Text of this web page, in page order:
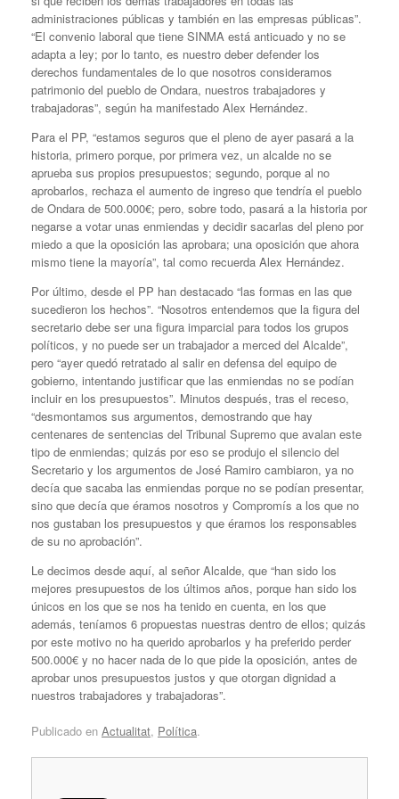
administraciones públicas y también en las empresas públicas”.
“El convenio laboral que tiene SINMA está anticuado y no se
adapta a ley; por lo tanto, es nuestro deber defender los
derechos fundamentales de lo que nosotros consideramos
patrimonio del pueblo de Ondara, nuestros trabajadores y
trabajadoras”, según ha manifestado Alex Hernández.
Para el PP, “estamos seguros que el pleno de ayer pasará a la
historia, primero porque, por primera vez, un alcalde no se
aprueba sus propios presupuestos; segundo, porque al no
aprobarlos, rechaza el aumento de ingreso que tendría el pueblo
de Ondara de 500.000€; pero, sobre todo, pasará a la historia por
negarse a votar unas enmiendas y decidir sacarlas del pleno por
miedo a que la oposición las aprobara; una oposición que ahora
mismo tiene la mayoría”, tal como recuerda Alex Hernández.
Por último, desde el PP han destacado “las formas en las que
sucedieron los hechos”. “Nosotros entendemos que la figura del
secretario debe ser una figura imparcial para todos los grupos
políticos, y no puede ser un trabajador a merced del Alcalde”,
pero “ayer quedó retratado al salir en defensa del equipo de
gobierno, intentando justificar que las enmiendas no se podían
incluir en los presupuestos”. Minutos después, tras el receso,
“desmontamos sus argumentos, demostrando que hay
centenares de sentencias del Tribunal Supremo que avalan este
tipo de enmiendas; quizás por eso se produjo el silencio del
Secretario y los argumentos de José Ramiro cambiaron, ya no
decía que sacaba las enmiendas porque no se podían presentar,
sino que decía que éramos nosotros y Compromís a los que no
nos gustaban los presupuestos y que éramos los responsables
de su no aprobación”.
Le decimos desde aquí, al señor Alcalde, que “han sido los
mejores presupuestos de los últimos años, porque han sido los
únicos en los que se nos ha tenido en cuenta, en los que
además, teníamos 6 propuestas nuestras dentro de ellos; quizás
por este motivo no ha querido aprobarlos y ha preferido perder
500.000€ y no hacer nada de lo que pide la oposición, antes de
aprobar unos presupuestos justos y que otorgan dignidad a
nuestros trabajadores y trabajadoras”.
Publicado en Actualitat, Política.